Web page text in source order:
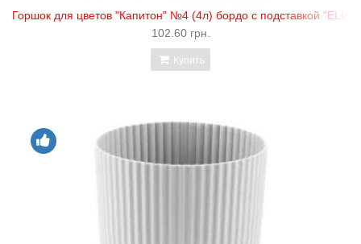
Горшок для цветов "Капитон" №4 (4л) бордо с подставкой "ELIF"
102.60 грн.
Купить